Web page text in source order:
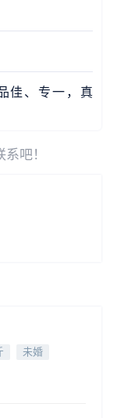
佳、专一，真
吧！
未婚